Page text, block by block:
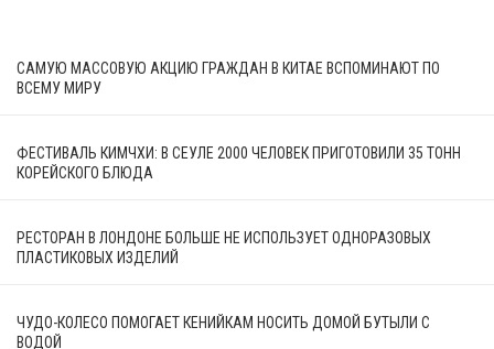
САМУЮ МАССОВУЮ АКЦИЮ ГРАЖДАН В КИТАЕ ВСПОМИНАЮТ ПО
ВСЕМУ МИРУ
ФЕСТИВАЛЬ КИМЧХИ: В СЕУЛЕ 2000 ЧЕЛОВЕК ПРИГОТОВИЛИ 35 ТОНН
КОРЕЙСКОГО БЛЮДА
РЕСТОРАН В ЛОНДОНЕ БОЛЬШЕ НЕ ИСПОЛЬЗУЕТ ОДНОРАЗОВЫХ
ПЛАСТИКОВЫХ ИЗДЕЛИЙ
ЧУДО-КОЛЕСО ПОМОГАЕТ КЕНИЙКАМ НОСИТЬ ДОМОЙ БУТЫЛИ С
ВОДОЙ